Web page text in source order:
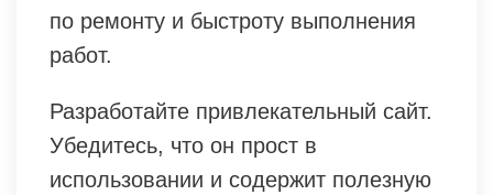
по ремонту и быстроту выполнения
работ.
Разработайте привлекательный сайт.
Убедитесь, что он прост в
использовании и содержит полезную